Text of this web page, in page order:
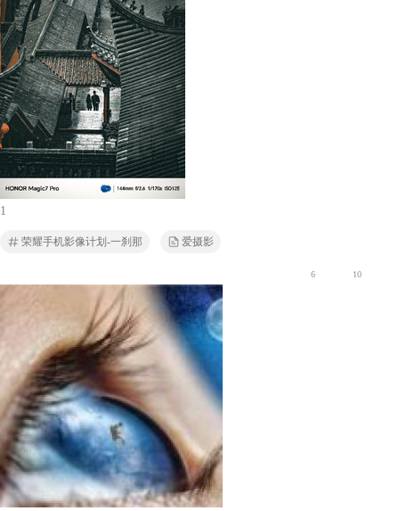
1
荣耀手机影像计划-一刹那 爱摄影
6 10